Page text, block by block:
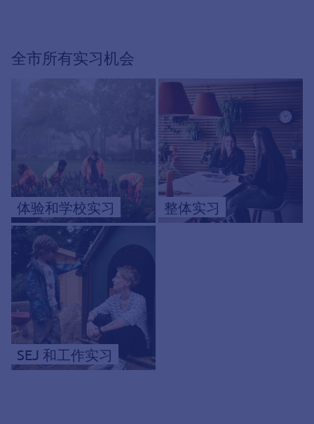
全市所有实习机会
体验和学校实习 整体实习
SEJ 和工作实习